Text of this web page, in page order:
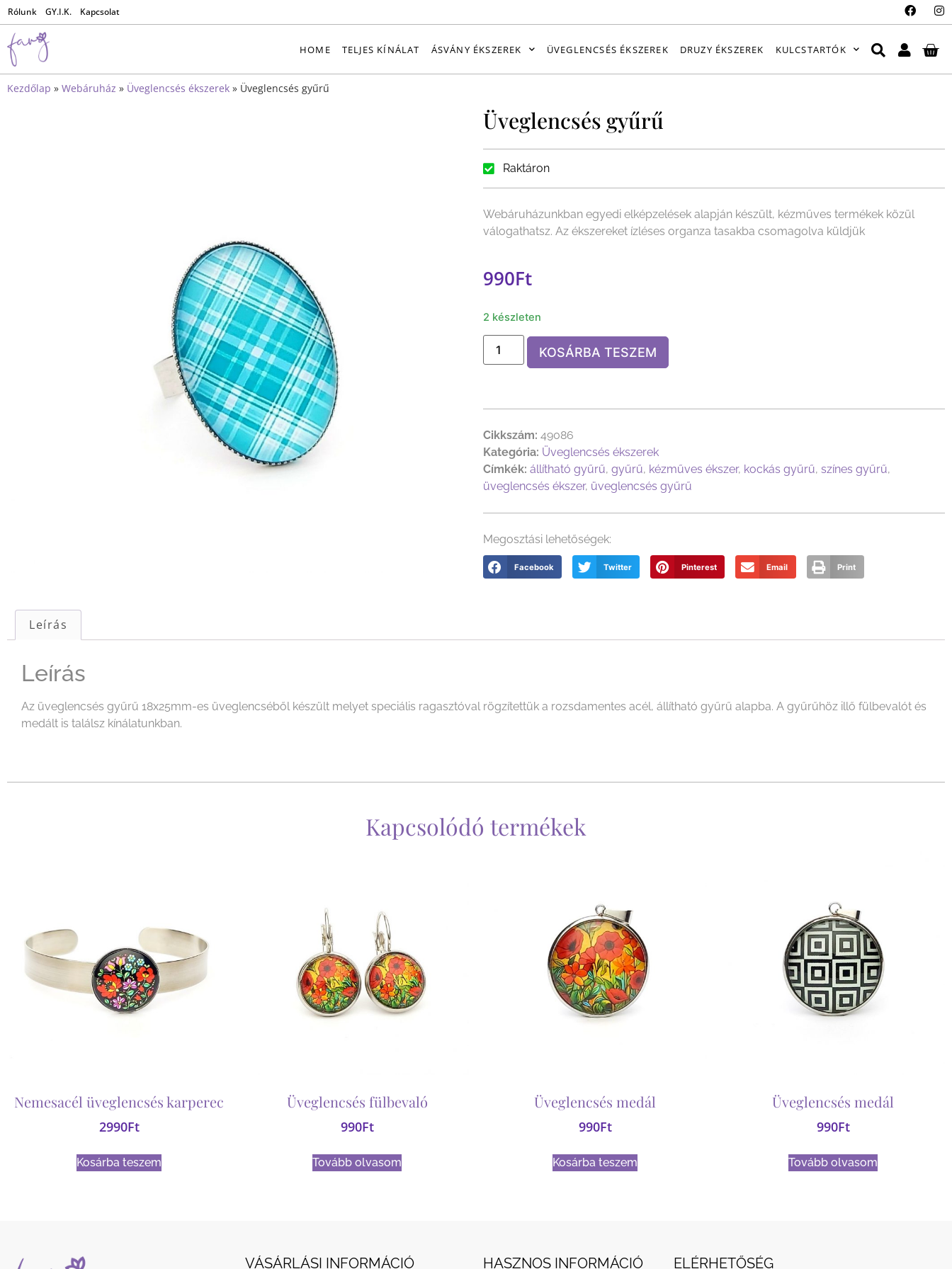
Rólunk GY.I.K. Kapcsolat
HOME TELJES KÍNÁLAT ÁSVÁNY ÉKSZEREK ÜVEGLENCSÉS ÉKSZEREK DRUZY ÉKSZEREK KULCSTARTÓK
Kezdőlap » Webáruház » Üveglencsés ékszerek » Üveglencsés gyűrű
Üveglencsés gyűrű
Raktáron
Webáruházunkban egyedi elképzelések alapján készült, kézműves termékek közül
válogathatsz. Az ékszereket ízléses organza tasakba csomagolva küldjük
990Ft
2 készleten
KOSÁRBA TESZEM
Cikkszám: 49086
Kategória: Üveglencsés ékszerek
Címkék: állítható gyűrű, gyűrű, kézműves ékszer, kockás gyűrű, színes gyűrű,
üveglencsés ékszer, üveglencsés gyűrű
Megosztási lehetőségek:
Facebook Twitter Pinterest Email Print
Leírás
Leírás
Az üveglencsés gyűrű 18x25mm-es üveglencséből készült melyet speciális ragasztóval rögzítettük a rozsdamentes acél, állítható gyűrű alapba. A gyűrűhöz illő fülbevalót és
medált is találsz kínálatunkban.
Kapcsolódó termékek
Nemesacél üveglencsés karperec
2990Ft
Kosárba teszem
Üveglencsés fülbevaló
990Ft
Tovább olvasom
Üveglencsés medál
990Ft
Kosárba teszem
Üveglencsés medál
990Ft
Tovább olvasom
VÁSÁRLÁSI INFORMÁCIÓ HASZNOS INFORMÁCIÓ ELÉRHETŐSÉG